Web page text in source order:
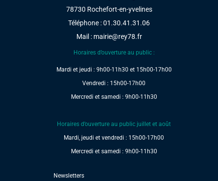
78730 Rochefort-en-yvelines
Téléphone : 01.30.41.31.06
Mail : mairie@rey78.fr
Horaires d’ouverture au public :
Mardi et jeudi : 9h00-11h30 et 15h00-17h00
Vendredi : 15h00-17h00
Mercredi et samedi : 9h00-11h30
Horaires d’ouverture au public juillet et août
Mardi, jeudi et vendredi : 15h00-17h00
Mercredi et samedi : 9h00-11h30
Newsletters